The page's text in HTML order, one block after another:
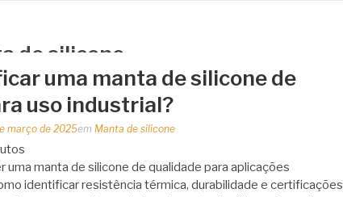
de silicone
uma manta de silicone de
uso industrial?
março de 2025em Manta de silicone
uma manta de silicone de qualidade para aplicações
identificar resistência térmica, durabilidade e certificações